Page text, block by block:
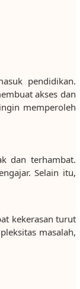
pendidikan.
akses dan
memperoleh
dan terhambat.
Selain itu,
kekerasan turut
masalah,